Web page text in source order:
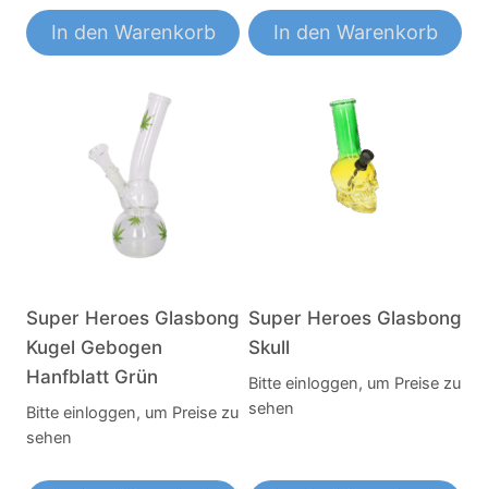
In den Warenkorb In den Warenkorb
Super Heroes Glasbong
Kugel Gebogen
Hanfblatt Grün
Bitte einloggen, um Preise zu
sehen
Super Heroes Glasbong
Skull
Bitte einloggen, um Preise zu
sehen